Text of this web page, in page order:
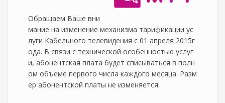
Обращаем Ваше вни
мание на изменение механизма тарификации ус
луги Кабельного телевидения с 01 апреля 2015г
ода. В связи с технической особенностью услуг
и, абонентская плата будет списываться в полн
ом объеме первого числа каждого месяца. Разм
ер абонентской платы не изменяется.